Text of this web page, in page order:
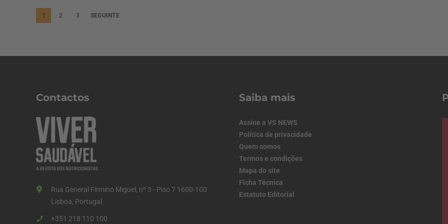
P
a
ã
o
d
o
s
o
1 2 3 SEGUINTE
Contactos
Rua General Firmino Miguel, nº 3 - Piso 7 1600-100
Lisboa, Portugal
+351 218 110 100
Saiba mais
Assine a VS NEWS
Política de privacidade
Quem somos
Termos e condições
Mapa do site
Ficha Técnica
Estatuto Editorial